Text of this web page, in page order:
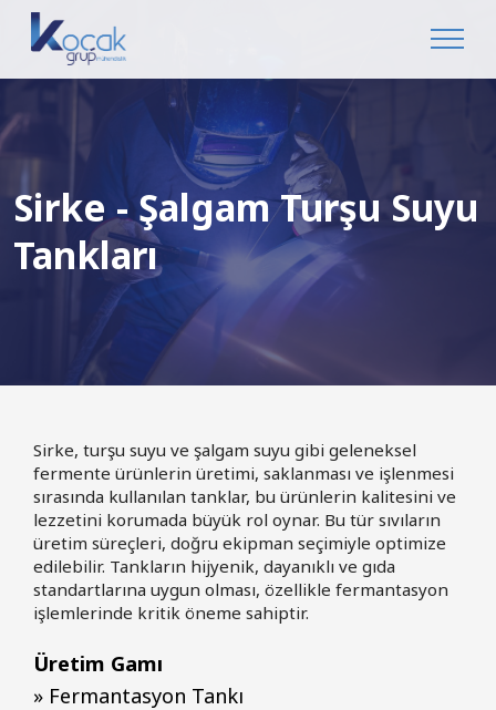
Sirke - Şalgam Turşu Suyu
Tankları
Sirke, turşu suyu ve şalgam suyu gibi geleneksel
fermente ürünlerin üretimi, saklanması ve işlenmesi
sırasında kullanılan tanklar, bu ürünlerin kalitesini ve
lezzetini korumada büyük rol oynar. Bu tür sıvıların
üretim süreçleri, doğru ekipman seçimiyle optimize
edilebilir. Tankların hijyenik, dayanıklı ve gıda
standartlarına uygun olması, özellikle fermantasyon
işlemlerinde kritik öneme sahiptir.
Üretim Gamı
» Fermantasyon Tankı